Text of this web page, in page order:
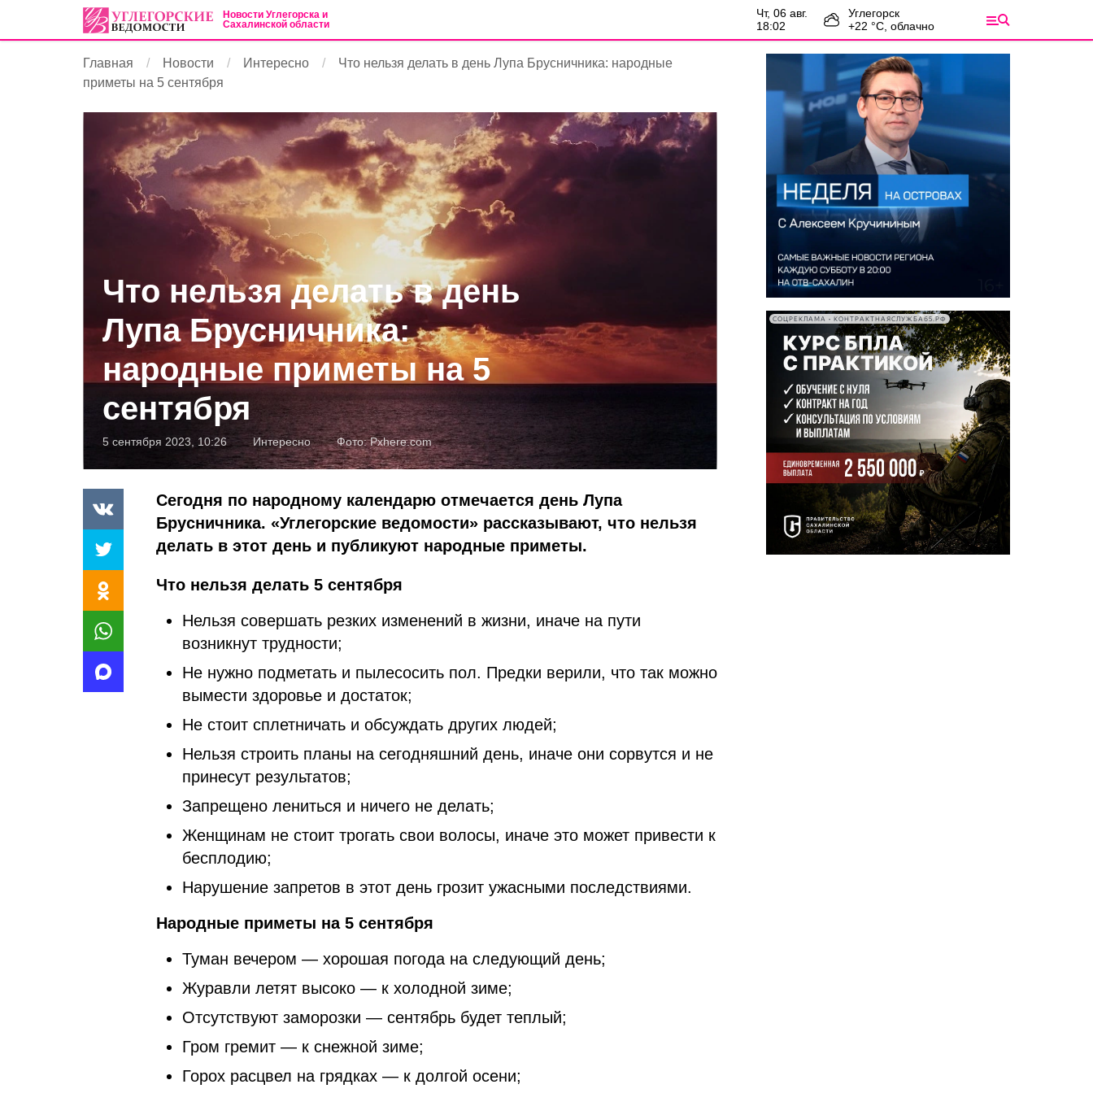
Новости Углегорска и
Сахалинской области
чт, 06 авг.
18:02
Углегорск
+22 °С, облачно
Главная Новости Интересно
Что нельзя делать в день Лупа Брусничника: народные
приметы на 5 сентября
Что нельзя делать в день
Лупа Брусничника:
народные приметы на 5
сентября
5 сентября 2023, 10:26 Интересно Фото:Pxhere.com
Сегодня по народному календарю отмечается день Лупа
Брусничника. «Углегорские ведомости» рассказывают, что нельзя
делать в этот день и публикуют народные приметы.
Что нельзя делать 5 сентября
Нельзя совершать резких изменений в жизни, иначе на пути
возникнут трудности;
Не нужно подметать и пылесосить пол. Предки верили, что так можно
вымести здоровье и достаток;
Не стоит сплетничать и обсуждать других людей;
Нельзя строить планы на сегодняшний день, иначе они сорвутся и не
принесут результатов;
Запрещено лениться и ничего не делать;
Женщинам не стоит трогать свои волосы, иначе это может привести к
бесплодию;
Нарушение запретов в этот день грозит ужасными последствиями.
Народные приметы на 5 сентября
Туман вечером — хорошая погода на следующий день;
Журавли летят высоко — к холодной зиме;
Отсутствуют заморозки — сентябрь будет теплый;
Гром гремит — к снежной зиме;
Горох расцвел на грядках — к долгой осени;
СОЦРЕКЛАМА • КОНТРАКТНАЯСЛУЖБА65.РФ